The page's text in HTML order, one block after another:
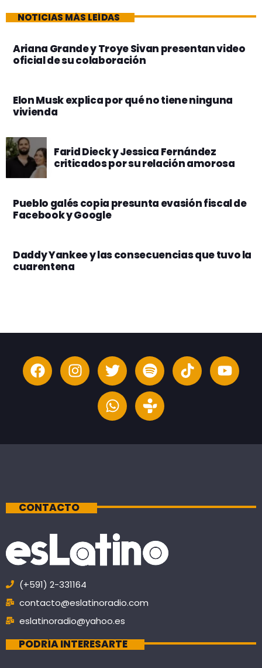
NOTICIAS MÁS LEÍDAS
Ariana Grande y Troye Sivan presentan video
oficial de su colaboración
Elon Musk explica por qué no tiene ninguna
vivienda
Farid Dieck y Jessica Fernández
criticados por su relación amorosa
Pueblo galés copia presunta evasión fiscal de
Facebook y Google
Daddy Yankee y las consecuencias que tuvo la
cuarentena
CONTACTO
(+591) 2-331164
contacto@eslatinoradio.com
eslatinoradio@yahoo.es
PODRÍA INTERESARTE